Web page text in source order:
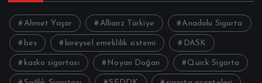
Ahmet Yaşar Allianz Türkiye Anadolu Sigorta
bes bireysel emeklilik sistemi DASK
kasko sigortası Noyan Doğan Quick Sigorta